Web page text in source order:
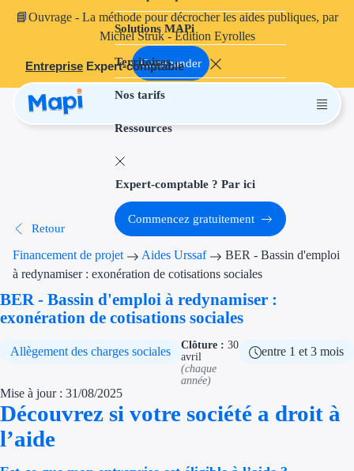
📘Ouvrage - La méthode pour décrocher les aides publiques, par
Michel Struk - Édition Eyrolles
Commander
Entreprise Expert-comptable
Solutions MAPi
Territoires
Nos tarifs
Ressources
Projets finançables
Aides à
Aides
Thématiques
Financement
Expert-comptable ? Par ici
Commencez gratuitement
Retour
Financement de projet Aides Urssaf
BER - Bassin d'emploi
à redynamiser : exonération de cotisations sociales
BER - Bassin d'emploi à redynamiser :
exonération de cotisations sociales
Allègement des charges sociales Clôture : 30
avril
(chaque
année)
entre 1 et 3 mois
Mise à jour : 31/08/2025
Découvrez si votre société a droit à
l’aide